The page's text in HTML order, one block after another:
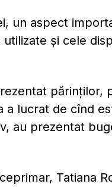
un aspect
şi cele
părinţilor,
a lucrat de cînd
au prezentat
Tatiana